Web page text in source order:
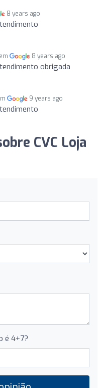
8 years ago
8 years ago
obrigada
9 years ago
CVC Loja
é 4+7?